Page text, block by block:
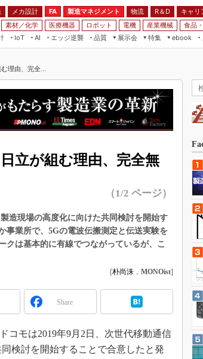
メカ設計 FA 製造マネジメント 物流 R＆D
キャリ
素材／化学 医療機器 ロボット 電機 産業機械 食品
IoT
AI
エッジ逆襲 品質
展示会
込み/エッジ コンピューティング
＆IoT/5Gソリューション展
IIFES
際ロボット展
ジャパンモビリティショー
TECHNO-FRONTIER
EdgeTech+
本ものづくりワールド
特集
つながるクルマ
5G
VR／AR
フィールドサービス
組み込み画像技術
車載ソフト開発
ISO26262
デジタルツインとCAE
S＆OP
イノベーション
ebook
製造マネジメント
FA
モビリティ
理由、完全...
立が組む理由、完全無
（1/2 ページ）
造現場の高度化に向けた共同検討を開始す
事業所で、5Gの電波伝搬測定と伝送実験を
クは基本的に有線でつながっているが、こ
[朴尚洙 ， MONOist]
Share
モは2019年9月2日、次世代移動通信
検討を開始することで合意したと発